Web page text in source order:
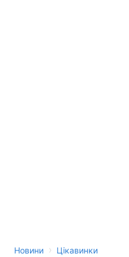
Новини › Цікавинки